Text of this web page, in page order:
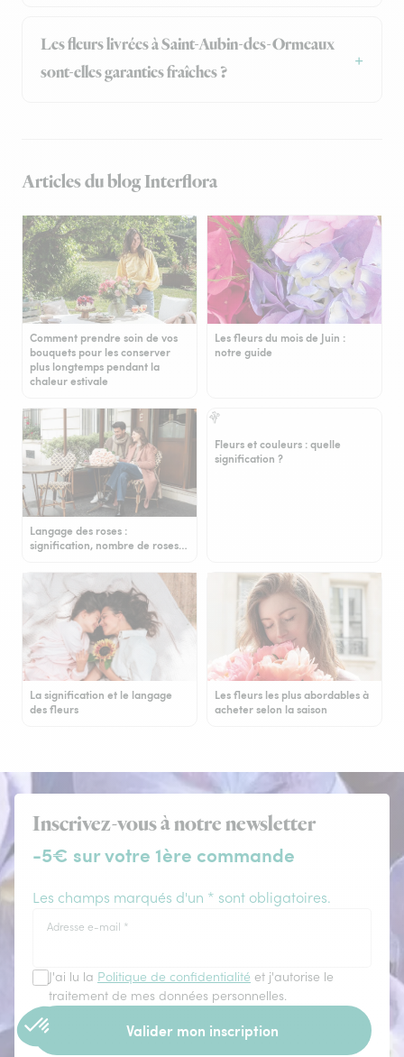
Les fleurs livrées à Saint-Aubin-des-Ormeaux
sont-elles garanties fraîches ?
Articles du blog Interflora
Comment prendre soin de vos
bouquets pour les conserver
plus longtemps pendant la
chaleur estivale
Les fleurs du mois de Juin :
notre guide
Langage des roses :
signification, nombre de roses…
Fleurs et couleurs : quelle
signification ?
La signification et le langage
des fleurs
Les fleurs les plus abordables à
acheter selon la saison
Inscrivez-vous à notre newsletter
-5€ sur votre 1ère commande
Les champs marqués d'un * sont obligatoires.
Adresse e-mail *
J'ai lu la Politique de confidentialité et j'autorise le
traitement de mes données personnelles.
Valider mon inscription